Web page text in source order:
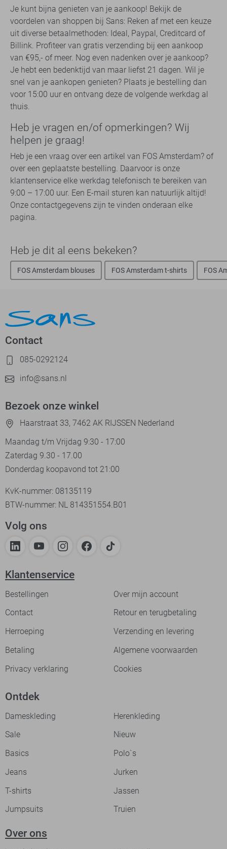
Je kunt bijna genieten van je aankoop! Bekijk de
voordelen van shoppen bij Sans: Reken af met een keuze
uit diverse betaalmethoden: Ideal, Paypal, Creditcard of
Billink. Profiteer van gratis verzending bij een aankoop
van €95,- of meer. Nog even nadenken over je aankoop?
Je hebt een bedenktijd van maar liefst 21 dagen. Wil je
snel van je aankopen genieten? Plaats je bestelling dan
voor 15:00 uur en ontvang deze de volgende werkdag al
thuis.
Heb je vragen en/of opmerkingen? Wij
helpen je graag!
Heb je een vraag over een artikel van FOS Amsterdam? of
over een geplaatste bestelling. Daarvoor is onze
klantenservice elke werkdag telefonisch te bereiken van
9:00 – 17:00 uur. Een E-mail sturen kan natuurlijk altijd!
Onze contactgegevens zijn te vinden onderaan elke
pagina.
Heb je dit al eens bekeken?
FOS Amsterdam blouses FOS Amsterdam t-shirts FOS
Contact
085-0292124
info@sans.nl
Bezoek onze winkel
Haarstraat 33, 7462 AK RIJSSEN Nederland
Maandag t/m Vrijdag 9:30 - 17:00
Zaterdag 9.30 - 17.00
Donderdag koopavond tot 21:00
KvK-nummer: 08135119
BTW-nummer: NL 814351554.B01
Volg ons
Klantenservice
Bestellingen
Over mijn account
Contact
Retour en terugbetaling
Herroeping
Verzending en levering
Betaling
Algemene voorwaarden
Privacy verklaring
Cookies
Ontdek
Dameskleding
Herenkleding
Sale
Nieuw
Basics
Polo`s
Jeans
Jurken
T-shirts
Jassen
Jumpsuits
Truien
Over ons